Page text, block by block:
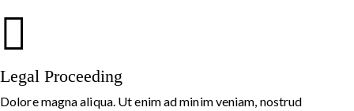
Legal Proceeding
Dolore magna aliqua. Ut enim ad minim veniam, nostrud